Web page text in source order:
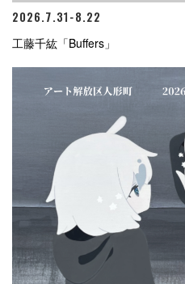
2026.7.31-8.22
工藤千紘「Buffers」